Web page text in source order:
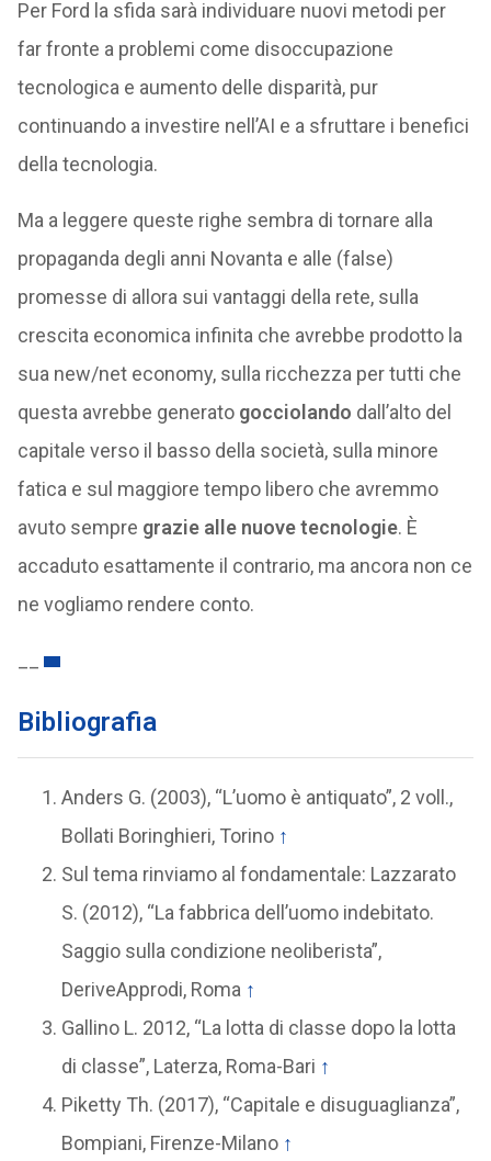
Per Ford la sfida sarà individuare nuovi metodi per
far fronte a problemi come disoccupazione
tecnologica e aumento delle disparità, pur
continuando a investire nell’AI e a sfruttare i benefici
della tecnologia.
Ma a leggere queste righe sembra di tornare alla
propaganda degli anni Novanta e alle (false)
promesse di allora sui vantaggi della rete, sulla
crescita economica infinita che avrebbe prodotto la
sua new/net economy, sulla ricchezza per tutti che
questa avrebbe generato gocciolando dall’alto del
capitale verso il basso della società, sulla minore
fatica e sul maggiore tempo libero che avremmo
avuto sempre grazie alle nuove tecnologie. È
accaduto esattamente il contrario, ma ancora non ce
ne vogliamo rendere conto.
Bibliografia
Anders G. (2003), “L’uomo è antiquato”, 2 voll.,
Bollati Boringhieri, Torino ↑
Sul tema rinviamo al fondamentale: Lazzarato
S. (2012), “La fabbrica dell’uomo indebitato.
Saggio sulla condizione neoliberista”,
DeriveApprodi, Roma ↑
Gallino L. 2012, “La lotta di classe dopo la lotta
di classe”, Laterza, Roma-Bari ↑
Piketty Th. (2017), “Capitale e disuguaglianza”,
Bompiani, Firenze-Milano ↑